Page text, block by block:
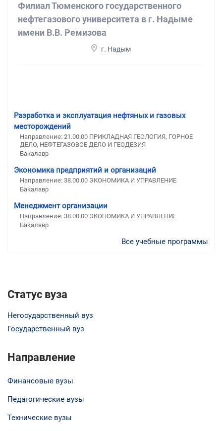
Филиал Тюменского государственного
нефтегазового университета в г. Надыме
имени В.В. Ремизова
г. Надым
Разработка и эксплуатация нефтяных и газовых
месторождений
Направление: 21.00.00 ПРИКЛАДНАЯ ГЕОЛОГИЯ, ГОРНОЕ
ДЕЛО, НЕФТЕГАЗОВОЕ ДЕЛО И ГЕОДЕЗИЯ
Бакалавр
Экономика предприятий и организаций
Направление: 38.00.00 ЭКОНОМИКА И УПРАВЛЕНИЕ
Бакалавр
Менеджмент организации
Направление: 38.00.00 ЭКОНОМИКА И УПРАВЛЕНИЕ
Бакалавр
Все учебные программы
Статус вуза
Негосударственный вуз
Государственный вуз
Направление
Финансовые вузы
Педагогические вузы
Технические вузы